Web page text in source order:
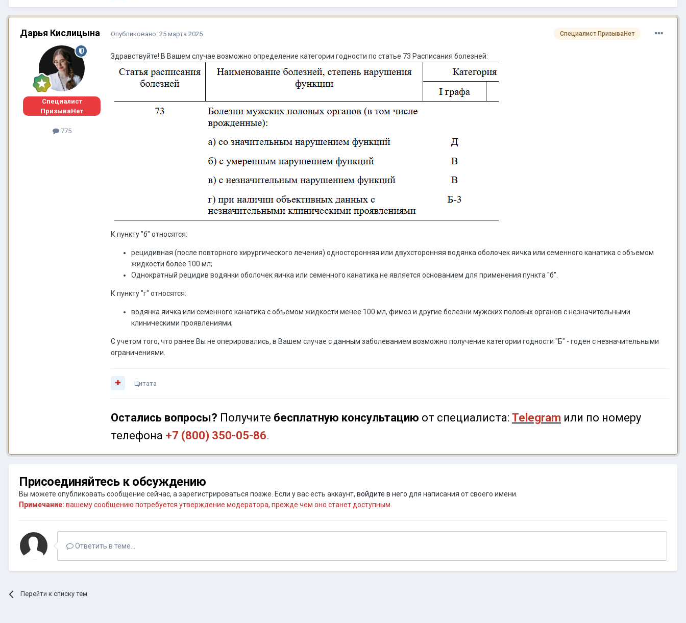
Дарья Кислицына
Специалист
ПризываНет
775
Специалист ПризываНет
Опубликовано: 25 марта 2025
Здравствуйте! В Вашем случае возможно определение категории годности по статье 73 Расписания болезней:
К пункту "б" относятся:
рецидивная (после повторного хирургического лечения) односторонняя или двухсторонняя водянка оболочек яичка или семенного канатика с объемом
жидкости более 100 мл;
Однократный рецидив водянки оболочек яичка или семенного канатика не является основанием для применения пункта "б".
К пункту "г" относятся:
водянка яичка или семенного канатика с объемом жидкости менее 100 мл, фимоз и другие болезни мужских половых органов с незначительными
клиническими проявлениями;
С учетом того, что ранее Вы не оперировались, в Вашем случае с данным заболеванием возможно получение категории годности "Б" - годен с незначительными
ограничениями.
Цитата
Остались вопросы? Получите бесплатную консультацию от специалиста: Telegram или по номеру
телефона +7 (800) 350-05-86.
Присоединяйтесь к обсуждению
Вы можете опубликовать сообщение сейчас, а зарегистрироваться позже. Если у вас есть аккаунт, войдите в него для написания от своего имени.
Примечание: вашему сообщению потребуется утверждение модератора, прежде чем оно станет доступным.
Ответить в теме...
Перейти к списку тем